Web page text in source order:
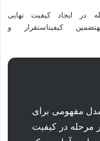
ایجاد کیفیت نهایی
کیفیتاستقرار و
مفهومی برای
مرحله در کیفیت